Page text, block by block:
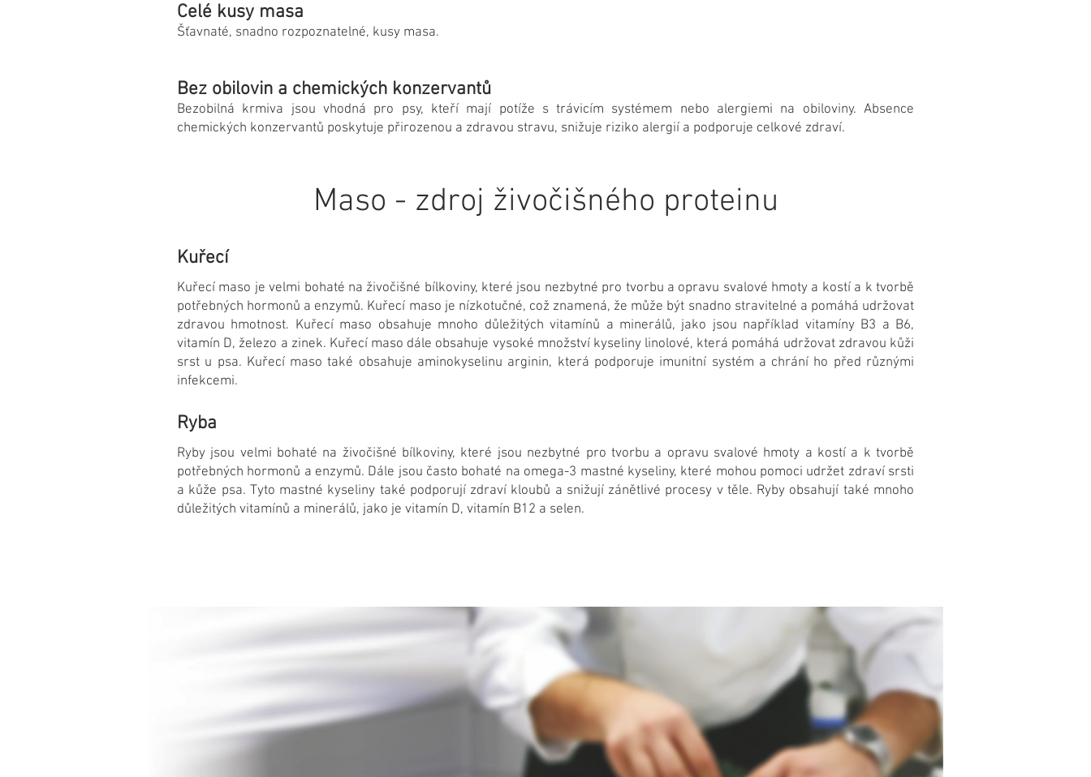
Celé kusy masa
Šťavnaté, snadno rozpoznatelné, kusy masa.
Bez obilovin a chemických konzervantů
Bezobilná krmiva jsou vhodná pro psy, kteří mají potíže s trávicím systémem nebo alergiemi na obiloviny. Absence
chemických konzervantů poskytuje přirozenou a zdravou stravu, snižuje riziko alergií a podporuje celkové zdraví.
Maso - zdroj živočišného proteinu
Kuřecí
Kuřecí maso je velmi bohaté na živočišné bílkoviny, které jsou nezbytné pro tvorbu a opravu svalové hmoty a kostí a k tvorbě
potřebných hormonů a enzymů. Kuřecí maso je nízkotučné, což znamená, že může být snadno stravitelné a pomáhá udržovat
zdravou hmotnost. Kuřecí maso obsahuje mnoho důležitých vitamínů a minerálů, jako jsou například vitamíny B3 a B6,
vitamín D, železo a zinek. Kuřecí maso dále obsahuje vysoké množství kyseliny linolové, která pomáhá udržovat zdravou kůži
srst u psa. Kuřecí maso také obsahuje aminokyselinu arginin, která podporuje imunitní systém a chrání ho před různými
infekcemi.
Ryba
Ryby jsou velmi bohaté na živočišné bílkoviny, které jsou nezbytné pro tvorbu a opravu svalové hmoty a kostí a k tvorbě
potřebných hormonů a enzymů. Dále jsou často bohaté na omega-3 mastné kyseliny, které mohou pomoci udržet zdraví srsti
a kůže psa. Tyto mastné kyseliny také podporují zdraví kloubů a snižují zánětlivé procesy v těle. Ryby obsahují také mnoho
důležitých vitamínů a minerálů, jako je vitamín D, vitamín B12 a selen.